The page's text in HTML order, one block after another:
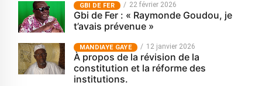
GBI DE FER 22 février 2026
Gbi de Fer : « Raymonde Goudou, je
t’avais prévenue »
MANDIAYE GAYE 12 janvier 2026
À propos de la révision de la
constitution et la réforme des
institutions.